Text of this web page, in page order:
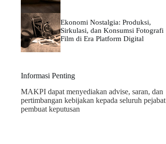
Ekonomi Nostalgia: Produksi,
Sirkulasi, dan Konsumsi Fotografi
Film di Era Platform Digital
Informasi Penting
MAKPI dapat menyediakan advise, saran, dan
pertimbangan kebijakan kepada seluruh pejabat
pembuat keputusan